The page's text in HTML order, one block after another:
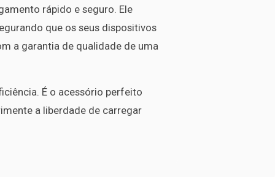
rápido e seguro. Ele
que os seus dispositivos
a garantia de qualidade de uma
É o acessório perfeito
a liberdade de carregar